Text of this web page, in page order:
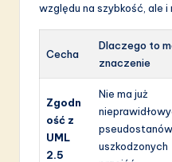
względu na szybkość, ale i
Cecha
Dlaczego to
znaczenie
Zgodn
ość z
UML
2.5
Nie ma już
uszkodzonych